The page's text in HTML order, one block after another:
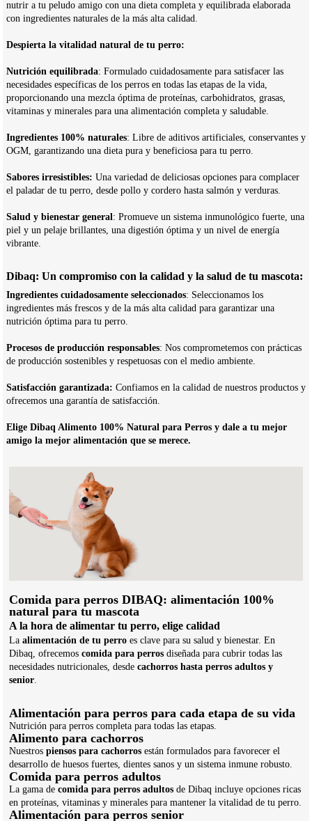
nutrir a tu peludo amigo con una dieta completa y equilibrada elaborada
con ingredientes naturales de la más alta calidad.
Despierta la vitalidad natural de tu perro:
Nutrición equilibrada: Formulado cuidadosamente para satisfacer las
necesidades específicas de los perros en todas las etapas de la vida,
proporcionando una mezcla óptima de proteínas, carbohidratos, grasas,
vitaminas y minerales para una alimentación completa y saludable.
Ingredientes 100% naturales: Libre de aditivos artificiales, conservantes y
OGM, garantizando una dieta pura y beneficiosa para tu perro.
Sabores irresistibles: Una variedad de deliciosas opciones para complacer
el paladar de tu perro, desde pollo y cordero hasta salmón y verduras.
Salud y bienestar general : Promueve un sistema inmunológico fuerte, una
piel y un pelaje brillantes, una digestión óptima y un nivel de energía
vibrante.
Dibaq: Un compromiso con la calidad y la salud de tu mascota:
Ingredientes cuidadosamente seleccionados: Seleccionamos los
ingredientes más frescos y de la más alta calidad para garantizar una
nutrición óptima para tu perro.
Procesos de producción responsables: Nos comprometemos con prácticas
de producción sostenibles y respetuosas con el medio ambiente.
Satisfacción garantizada: Confiamos en la calidad de nuestros productos y
ofrecemos una garantía de satisfacción.
Elige Dibaq Alimento 100% Natural para Perros y dale a tu mejor
amigo la mejor alimentación que se merece.
Comida para perros DIBAQ: alimentación 100%
natural para tu mascota
A la hora de alimentar tu perro, elige calidad
Laalimentación de tu perro es clave para su salud y bienestar. En
Dibaq, ofrecemos comida para perros diseñada para cubrir todas las
necesidades nutricionales, desdecachorros hasta perros adultos y
senior.
Alimentación para perros para cada etapa de su vida
Nutrición para perros completa para todas las etapas.
Alimento para cachorros
Nuestrospiensos para cachorros están formulados para favorecer el
desarrollo de huesos fuertes, dientes sanos y un sistema inmune robusto.
Comida para perros adultos
La gama de comida para perros adultos de Dibaq incluye opciones ricas
en proteínas, vitaminas y minerales para mantener la vitalidad de tu perro.
Alimentación para perros senior